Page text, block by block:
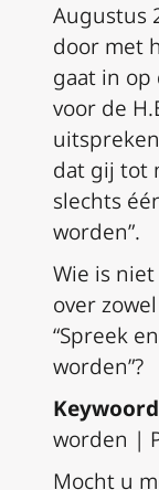
Augustus
door met
gaat in
voor de
dat gij tot
slechts
worden”.
Wie is niet
over
“Spreek
worden”?
worden |
Mocht u